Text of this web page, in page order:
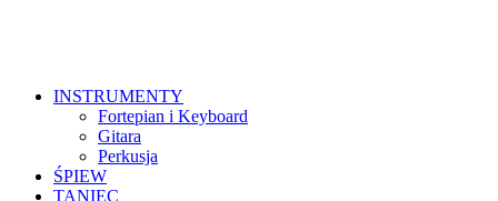
INSTRUMENTY
Fortepian i Keyboard
Gitara
Perkusja
ŚPIEW
TANIEC